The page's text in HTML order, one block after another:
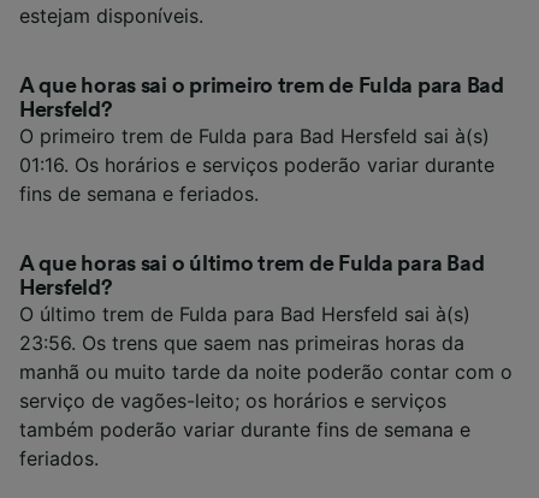
estejam disponíveis.
A que horas sai o primeiro trem de Fulda para Bad
Hersfeld?
O primeiro trem de Fulda para Bad Hersfeld sai à(s)
01:16. Os horários e serviços poderão variar durante
fins de semana e feriados.
A que horas sai o último trem de Fulda para Bad
Hersfeld?
O último trem de Fulda para Bad Hersfeld sai à(s)
23:56. Os trens que saem nas primeiras horas da
manhã ou muito tarde da noite poderão contar com o
serviço de vagões-leito; os horários e serviços
também poderão variar durante fins de semana e
feriados.